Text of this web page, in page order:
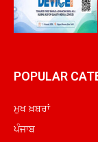
POPULAR
ਮੁਖ ਖ਼ਬਰਾਂ
ਪੰਜਾਬ